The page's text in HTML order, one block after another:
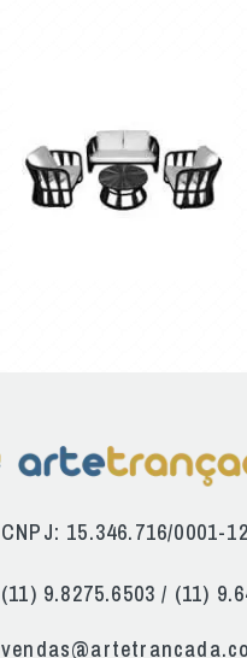
CNPJ: 15.346.716/0001-12
(11) 9.8275.6503 / (11)